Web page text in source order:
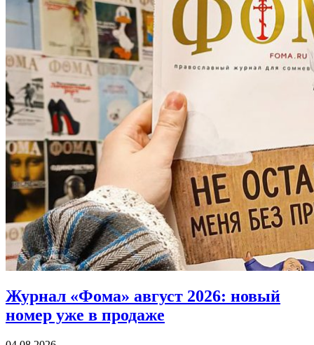
Журнал «Фома» август 2026: новый
номер уже в продаже